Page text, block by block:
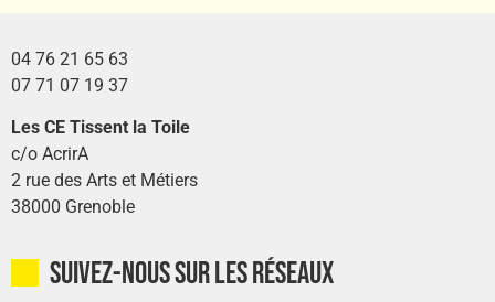
04 76 21 65 63
07 71 07 19 37
Les CE Tissent la Toile
c/o AcrirA
2 rue des Arts et Métiers
38000 Grenoble
Suivez-nous sur les réseaux